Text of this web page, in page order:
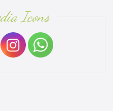
Icons